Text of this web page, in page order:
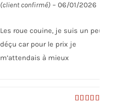
(client confirmé) – 06/01/2026
Les roue couine, je suis un peu
déçu car pour le prix je
m’attendais à mieux